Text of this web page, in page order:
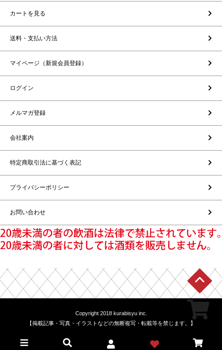
カートを見る
送料・支払い方法
マイページ（新規会員登録）
ログイン
メルマガ登録
会社案内
特定商取引法に基づく表記
プライバシーポリシー
お問い合わせ
Copyright 2018 kurabisyu inc.
【掲載記事・写真・イラストなどの無断複写・転載等を禁じます。】